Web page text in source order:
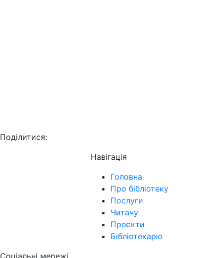
Поділитися:
Навігація
Головна
Про бібліотеку
Послуги
Читачу
Проєкти
Бібліотекарю
Соціальні мережі